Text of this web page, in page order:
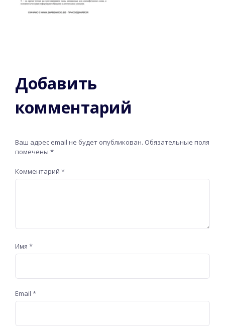
Добавить
комментарий
Ваш адрес email не будет опубликован. Обязательные поля
помечены *
Комментарий *
Имя *
Email *